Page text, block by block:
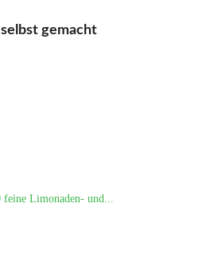
gemacht
feine Limonaden- und...